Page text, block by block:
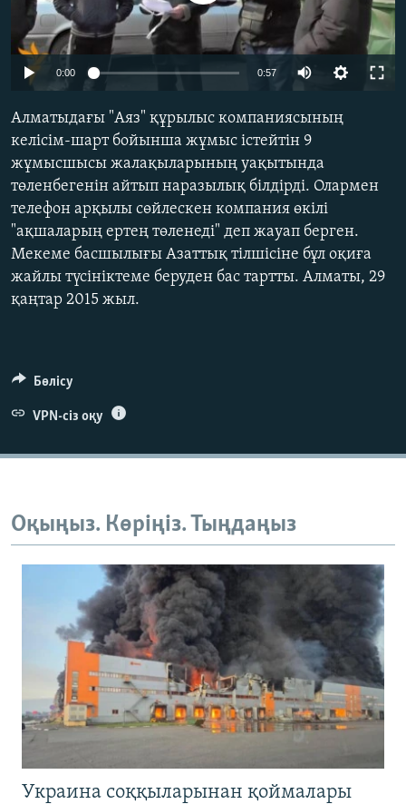
ЖАЗЫЛЫҢЫЗ
0:00 0:57
Алматыдағы "Аяз" құрылыс компаниясының
келісім-шарт бойынша жұмыс істейтін 9
жұмысшысы жалақыларының уақытында
төленбегенін айтып наразылық білдірді. Олармен
телефон арқылы сөйлескен компания өкілі
"ақшаларың ертең төленеді" деп жауап берген.
Мекеме басшылығы Азаттық тілшісіне бұл оқиға
жайлы түсініктеме беруден бас тартты. Алматы, 29
қаңтар 2015 жыл.
Бөлісу
VPN-сіз оқу
Оқыңыз. Көріңіз. Тыңдаңыз
Украина соққыларынан қоймалары